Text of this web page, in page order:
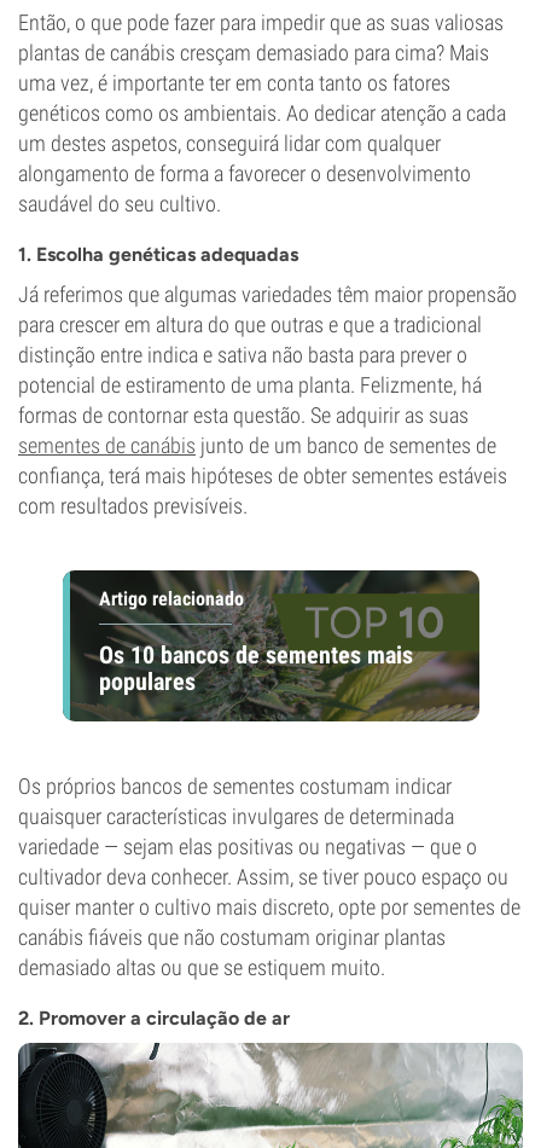
Então, o que pode fazer para impedir que as suas valiosas
plantas de canábis cresçam demasiado para cima? Mais
uma vez, é importante ter em conta tanto os fatores
genéticos como os ambientais. Ao dedicar atenção a cada
um destes aspetos, conseguirá lidar com qualquer
alongamento de forma a favorecer o desenvolvimento
saudável do seu cultivo.
1. Escolha genéticas adequadas
Já referimos que algumas variedades têm maior propensão
para crescer em altura do que outras e que a tradicional
distinção entre indica e sativa não basta para prever o
potencial de estiramento de uma planta. Felizmente, há
formas de contornar esta questão. Se adquirir as suas
sementes de canábis junto de um banco de sementes de
confiança, terá mais hipóteses de obter sementes estáveis
com resultados previsíveis.
Artigo relacionado
Os 10 bancos de sementes mais
populares
Os próprios bancos de sementes costumam indicar
quaisquer características invulgares de determinada
variedade — sejam elas positivas ou negativas — que o
cultivador deva conhecer. Assim, se tiver pouco espaço ou
quiser manter o cultivo mais discreto, opte por sementes de
canábis fiáveis que não costumam originar plantas
demasiado altas ou que se estiquem muito.
2. Promover a circulação de ar